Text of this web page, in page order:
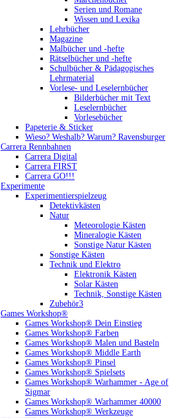
Serien und Romane
Wissen und Lexika
Lehrbücher
Magazine
Malbücher und -hefte
Rätselbücher und -hefte
Schulbücher & Pädagogisches
Lehrmaterial
Vorlese- und Leselernbücher
Bilderbücher mit Text
Leselernbücher
Vorlesebücher
Papeterie & Sticker
Wieso? Weshalb? Warum? Ravensburger
Carrera Rennbahnen
Carrera Digital
Carrera FIRST
Carrera GO!!!
Experimente
Experimentierspielzeug
Detektivkästen
Natur
Meteorologie Kästen
Mineralogie Kästen
Sonstige Natur Kästen
Sonstige Kästen
Technik und Elektro
Elektronik Kästen
Solar Kästen
Technik, Sonstige Kästen
Zubehör3
Games Workshop®
Games Workshop® Dein Einstieg
Games Workshop® Farben
Games Workshop® Malen und Basteln
Games Workshop® Middle Earth
Games Workshop® Pinsel
Games Workshop® Spielsets
Games Workshop® Warhammer - Age of
Sigmar
Games Workshop® Warhammer 40000
Games Workshop® Werkzeuge